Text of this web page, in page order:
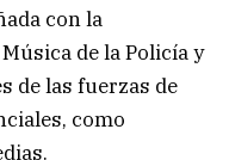
con la
de la Policía y
de las fuerzas de
como